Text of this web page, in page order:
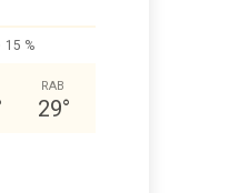
15 %
RAB
29°